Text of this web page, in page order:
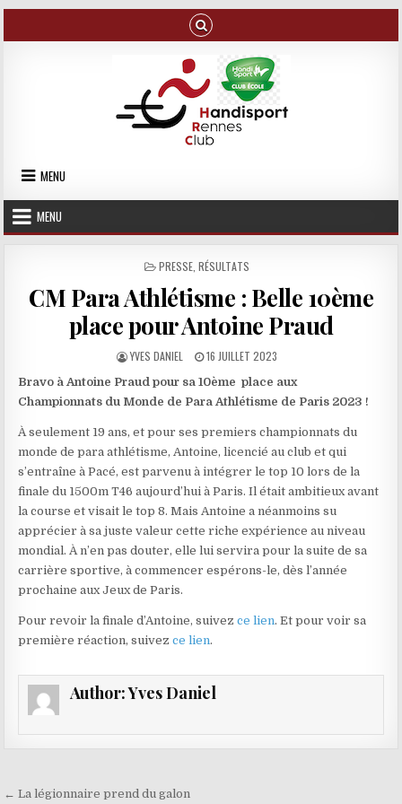
MENU
MENU
POSTED IN
PRESSE, RÉSULTATS
CM Para Athlétisme : Belle 10ème
place pour Antoine Praud
AUTHOR:
YVES DANIEL PUBLISHED DATE:
16 JUILLET 2023
Bravo à Antoine Praud pour sa 10ème place aux
Championnats du Monde de Para Athlétisme de Paris 2023 !
À seulement 19 ans, et pour ses premiers championnats du
monde de para athlétisme, Antoine, licencié au club et qui
s’entraîne à Pacé, est parvenu à intégrer le top 10 lors de la
finale du 1500m T46 aujourd’hui à Paris. Il était ambitieux avant
la course et visait le top 8. Mais Antoine a néanmoins su
apprécier à sa juste valeur cette riche expérience au niveau
mondial. À n’en pas douter, elle lui servira pour la suite de sa
carrière sportive, à commencer espérons-le, dès l’année
prochaine aux Jeux de Paris.
Pour revoir la finale d’Antoine, suivezce lien. Et pour voir sa
première réaction, suivezce lien.
Author:Yves Daniel
Navigation de l’article
← La légionnaire prend du galon